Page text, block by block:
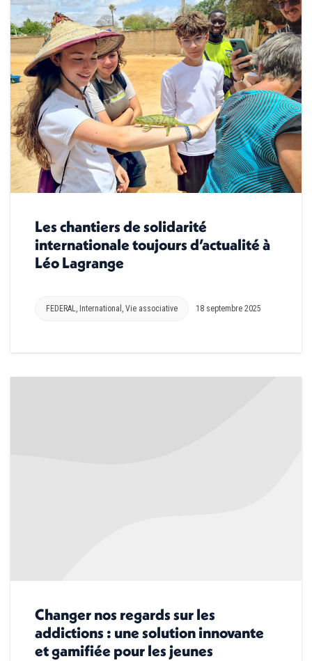
Les chantiers de solidarité
internationale toujours d’actualité à
Léo Lagrange
FEDERAL, International , Vie associative 18 septembre 2025
Changer nos regards sur les
addictions : une solution innovante
et gamifiée pour les jeunes